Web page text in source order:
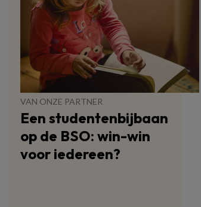
VAN ONZE PARTNER
Een studentenbijbaan
op de BSO: win-win
voor iedereen?